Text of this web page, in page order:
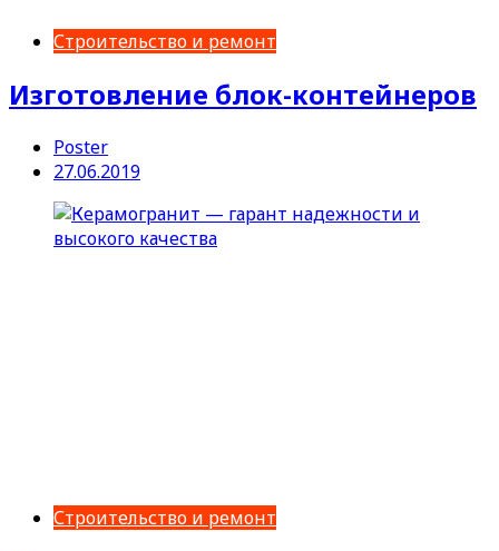
Строительство и ремонт
Изготовление блок-контейнеров
Poster
27.06.2019
Строительство и ремонт